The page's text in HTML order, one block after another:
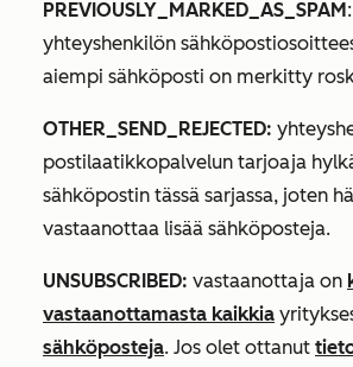
PREVIOUSLY_MARKED_AS_SPAM
yhteyshenkilön
aiempi sähköposti on merkitty
OTHER_SEND_REJECTED:
postilaatikkopalvelun tarjoaja
sähköpostin tässä sarjassa, joten
vastaanottaa lisää sähköposteja.
UNSUBSCRIBED: vastaanottaja on
vastaanottamasta kaikkia
sähköposteja. Jos olet ottanut